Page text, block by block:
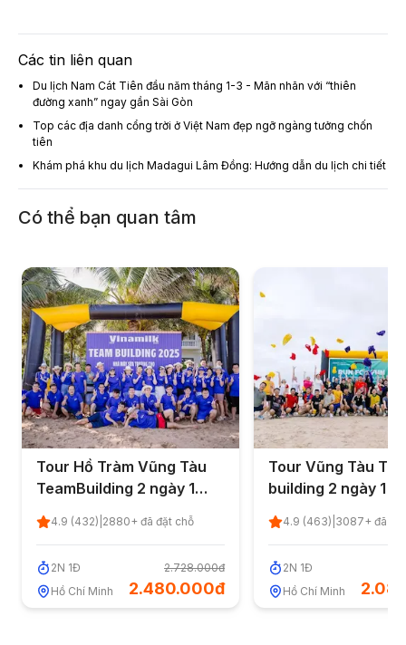
Các tin liên quan
Du lịch Nam Cát Tiên đầu năm tháng 1-3 - Mãn nhãn với “thiên
đường xanh” ngay gần Sài Gòn
Top các địa danh cổng trời ở Việt Nam đẹp ngỡ ngàng tưởng chốn
tiên
Khám phá khu du lịch Madagui Lâm Đồng: Hướng dẫn du lịch chi tiết
Có thể bạn quan tâm
Tour Hồ Tràm Vũng Tàu
TeamBuilding 2 ngày 1
4.9 (432) 2880+ đã đặt chỗ
2N 1Đ
Hồ Chí Minh
2.728.000đ
2.480.000đ
Tour Vũng Tàu
building 2 ngày 1
4.9 (463) 3087+ đã
2N 1Đ
Hồ Chí Minh